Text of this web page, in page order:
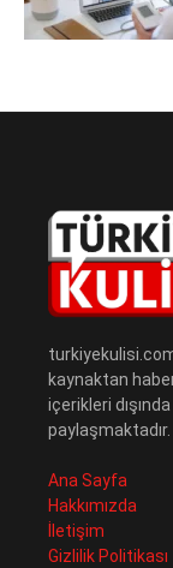
kaynaktan
içerikleri
paylaşmaktadır.
Ana Sayfa
Hakkımızda
İletişim
Gizlilik Politikası